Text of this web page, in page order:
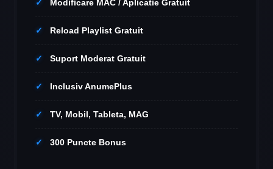
Modificare MAC / Aplicatie Gratuit
Reload Playlist Gratuit
Suport Moderat Gratuit
Inclusiv AnumePlus
TV, Mobil, Tableta, MAG
300 Puncte Bonus